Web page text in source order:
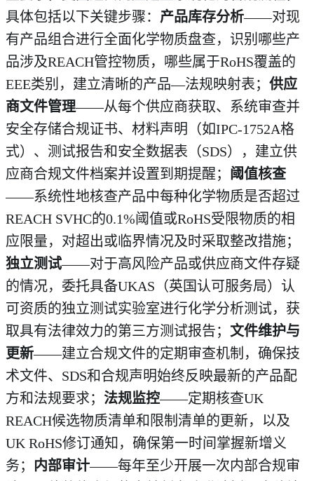
具体包括以下关键步骤： 产品库存分析——对现
有产品组合进行全面化学物质盘查，识别哪些产
品涉及REACH管控物质，哪些属于RoHS覆盖的
EEE类别，建立清晰的产品—法规映射表； 供应
商文件管理——从每个供应商获取、系统审查并
安全存储合规证书、材料声明（如IPC-1752A格
式）、测试报告和安全数据表（SDS），建立供
应商合规文件档案并设置到期提醒； 阈值核查
——系统性地核查产品中每种化学物质是否超过
REACH SVHC的0.1%阈值或RoHS受限物质的相
应限量，对超出或临界情况及时采取整改措施；
独立测试——对于高风险产品或供应商文件存疑
的情况，委托具备UKAS（英国认可服务局）认
可资质的独立测试实验室进行化学分析测试，获
取具有法律效力的第三方测试报告； 文件维护与
更新——建立合规文件的定期审查机制，确保技
术文件、SDS和合规声明始终反映最新的产品配
方和法规要求； 法规监控——定期核查UK
REACH候选物质清单和限制清单的更新，以及
UK RoHS修订通知，确保第一时间掌握新增义
务； 内部审计——每年至少开展一次内部合规审